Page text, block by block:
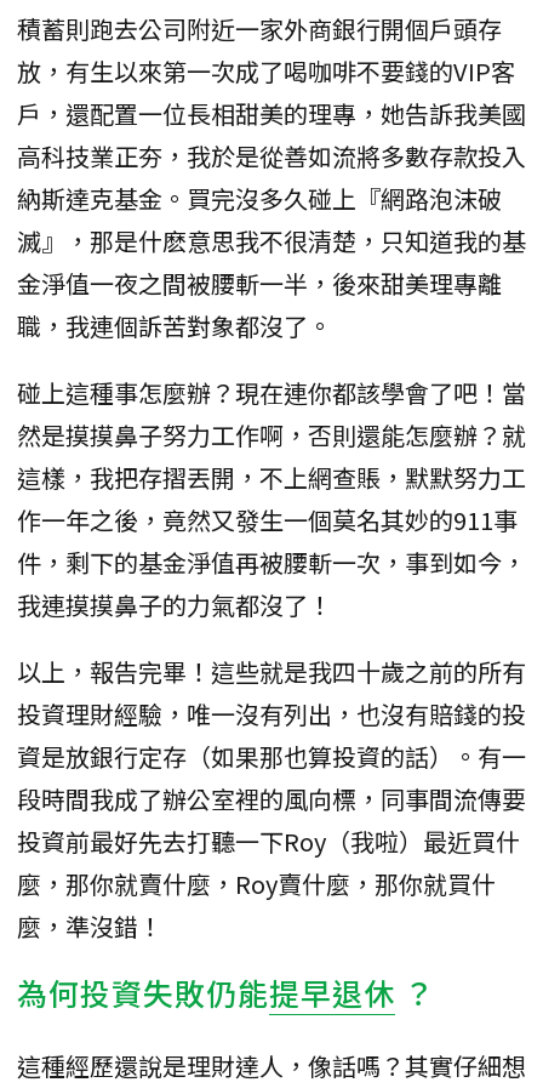
積蓄則跑去公司附近一家外商銀行開個戶頭存
放，有生以來第一次成了喝咖啡不要錢的VIP客
戶，還配置一位長相甜美的理專，她告訴我美國
高科技業正夯，我於是從善如流將多數存款投入
納斯達克基金。買完沒多久碰上『網路泡沫破
滅』，那是什麽意思我不很清楚，只知道我的基
金淨值一夜之間被腰斬一半，後來甜美理專離
職，我連個訴苦對象都沒了。
碰上這種事怎麼辦？現在連你都該學會了吧！當
然是摸摸鼻子努力工作啊，否則還能怎麼辦？就
這樣，我把存摺丟開，不上網查賬，默默努力工
作一年之後，竟然又發生一個莫名其妙的911事
件，剩下的基金淨值再被腰斬一次，事到如今，
我連摸摸鼻子的力氣都沒了！
以上，報告完畢！這些就是我四十歲之前的所有
投資理財經驗，唯一沒有列出，也沒有賠錢的投
資是放銀行定存（如果那也算投資的話）。有一
段時間我成了辦公室裡的風向標，同事間流傳要
投資前最好先去打聽一下Roy（我啦）最近買什
麼，那你就賣什麼，Roy賣什麼，那你就買什
麼，準沒錯！
為何投資失敗仍能提早退休 ？
這種經歷還說是理財達人，像話嗎？其實仔細想